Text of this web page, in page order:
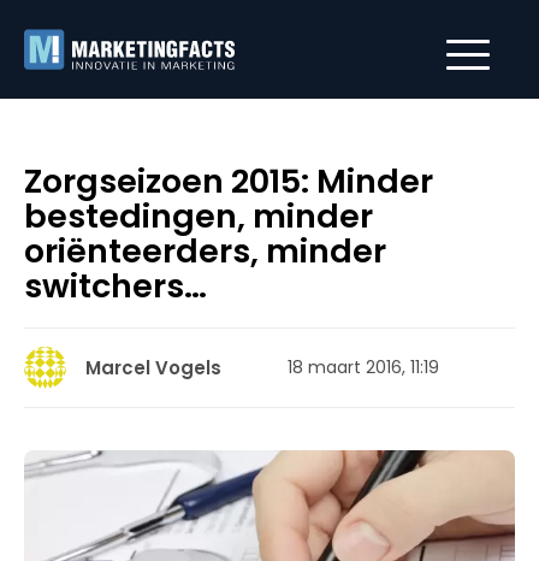
Zorgseizoen 2015: Minder
bestedingen, minder
oriënteerders, minder
switchers…
Marcel Vogels 18 maart 2016, 11:19